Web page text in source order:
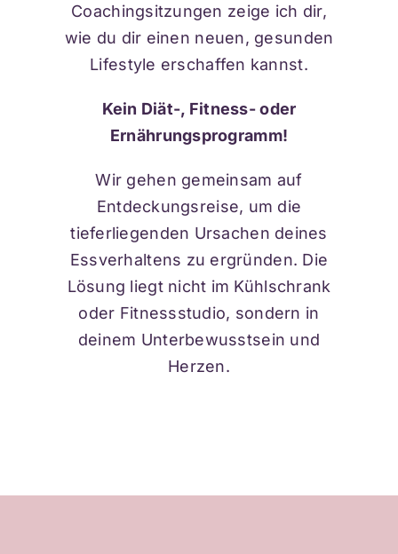
Coachingsitzungen zeige ich dir,
wie du dir einen neuen, gesunden
Lifestyle erschaffen kannst.
Kein Diät-, Fitness- oder
Ernährungsprogramm!
Wir gehen gemeinsam auf
Entdeckungsreise, um die
tieferliegenden Ursachen deines
Essverhaltens zu ergründen. Die
Lösung liegt nicht im Kühlschrank
oder Fitnessstudio, sondern in
deinem Unterbewusstsein und
Herzen.